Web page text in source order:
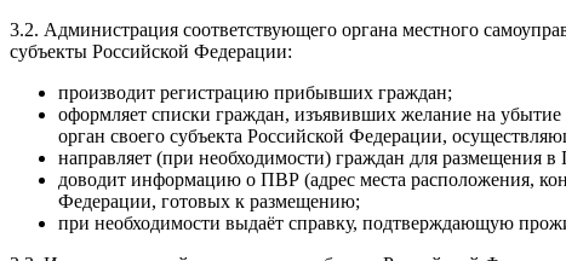
3.2. Администрация соответствующего органа местного
субъекты Российской Федерации:
производит регистрацию прибывших граждан;
оформляет списки граждан, изъявивших желание на
орган своего субъекта Российской Федерации,
направляет (при необходимости) граждан для размещения
доводит информацию о ПВР (адрес места расположения,
Федерации, готовых к размещению;
при необходимости выдаёт справку, подтверждающую